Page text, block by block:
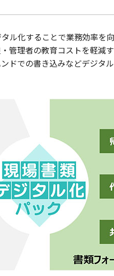
ル化することで業務効率を
管理者の教育コストを軽減
ドでの書き込みなどデジタ